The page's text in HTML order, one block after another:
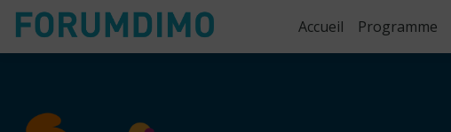
Accueil Programme